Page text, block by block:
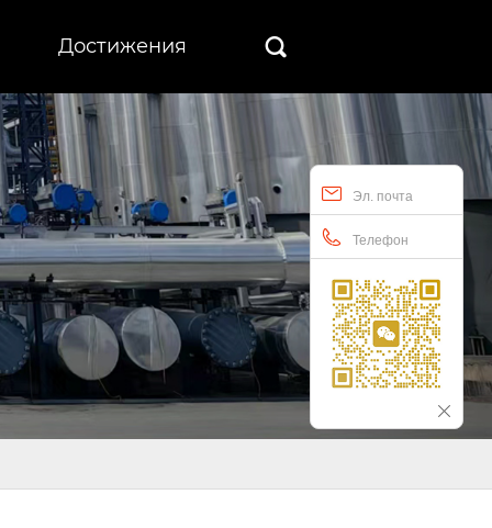
Достижения 
Эл. почта
Телефон